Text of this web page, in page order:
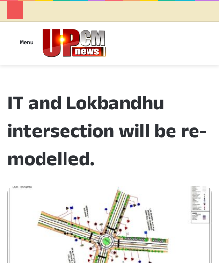
Menu
IT and Lokbandhu
intersection will be re-
modelled.